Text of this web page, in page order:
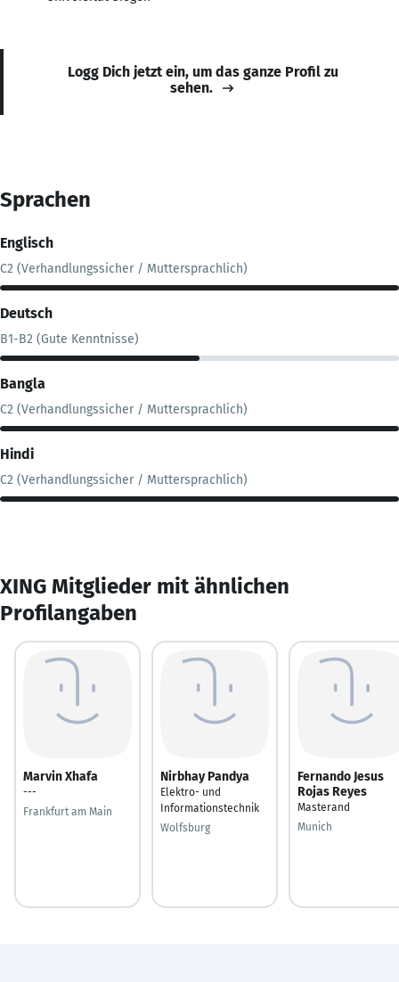
Logg Dich jetzt ein, um das ganze Profil zu
sehen.
Sprachen
Englisch
C2 (Verhandlungssicher / Muttersprachlich)
Deutsch
B1-B2 (Gute Kenntnisse)
Bangla
C2 (Verhandlungssicher / Muttersprachlich)
Hindi
C2 (Verhandlungssicher / Muttersprachlich)
XING Mitglieder mit ähnlichen
Profilangaben
Marvin Xhafa
---
Frankfurt am Main
Nirbhay Pandya
Elektro- und
Informationstechnik
Wolfsburg
Fernando Jesus
Rojas Reyes
Masterand
Munich